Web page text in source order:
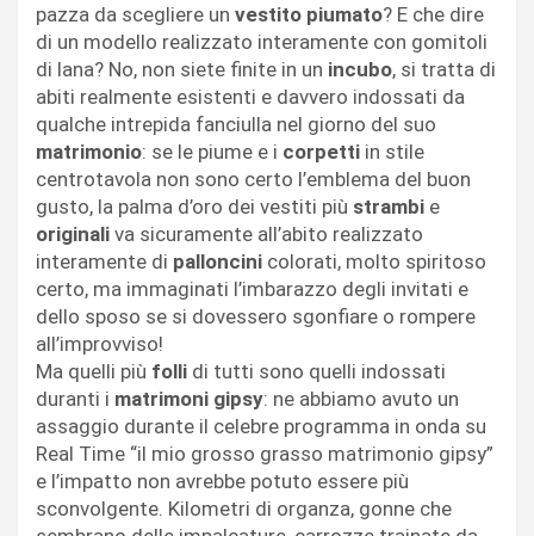
pazza da scegliere un vestito piumato? E che dire
di un modello realizzato interamente con gomitoli
di lana? No, non siete finite in un incubo, si tratta di
abiti realmente esistenti e davvero indossati da
qualche intrepida fanciulla nel giorno del suo
matrimonio: se le piume e i corpetti in stile
centrotavola non sono certo l’emblema del buon
gusto, la palma d’oro dei vestiti più strambi e
originali va sicuramente all’abito realizzato
interamente di palloncini colorati, molto spiritoso
certo, ma immaginati l’imbarazzo degli invitati e
dello sposo se si dovessero sgonfiare o rompere
all’improvviso!
Ma quelli più folli di tutti sono quelli indossati
duranti i matrimoni gipsy: ne abbiamo avuto un
assaggio durante il celebre programma in onda su
Real Time “il mio grosso grasso matrimonio gipsy”
e l’impatto non avrebbe potuto essere più
sconvolgente. Kilometri di organza, gonne che